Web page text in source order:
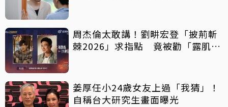
周杰倫太敢講！劉畊宏登「披荊斬
棘2026」求指點 竟被勸「露肌肉
姜厚任小24歲女友上過「我猜」！
自稱台大研究生畫面曝光